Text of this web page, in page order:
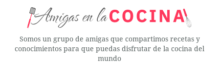
Somos un grupo de amigas que compartimos recetas y
conocimientos para que puedas disfrutar de la cocina del
mundo